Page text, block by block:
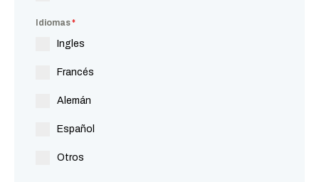
Idiomas*
Ingles
Francés
Alemán
Español
Otros